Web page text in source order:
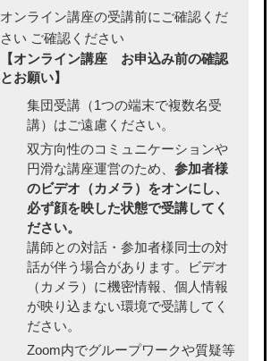
オンライン講座の受講前にご確認くだ
さい ご確認ください
【オンライン講座 お申込み前の確認
とお願い】
集団受講（1つの端末で複数名受
講）はご遠慮ください。
双方向性のコミュニケーションや
円滑な講座運営のため、 参加者様
のビデオ（カメラ）をオンにし、
必ず顔を映した状態で受講してく
ださい。
講師との対話・参加者様同士の対
話が伴う場合があります。ビデオ
（カメラ）に機密情報、個人情報
が映り込まない環境で受講してく
ださい。
Zoom内でグループワークや質疑等